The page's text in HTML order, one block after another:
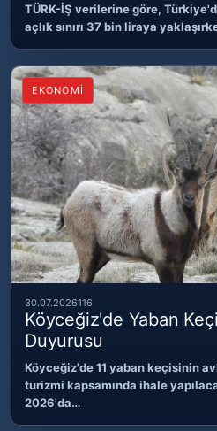
TÜRK-İŞ verilerine göre,
açlık sınırı 37 bin liraya
EKONOMİ
30.07.2026116
Köyceğiz'de Yaban
Duyurusu
Köyceğiz'de 11 yaban keçisinin
turizmi kapsamında ihale
2026'da…